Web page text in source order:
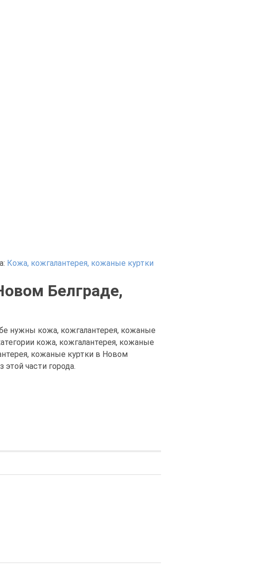
Кожа, кожгалантерея, кожаные куртки
Белграде,
нужны кожа, кожгалантерея, кожаные
кожа, кожгалантерея, кожаные
кожаные куртки в Новом
части города.